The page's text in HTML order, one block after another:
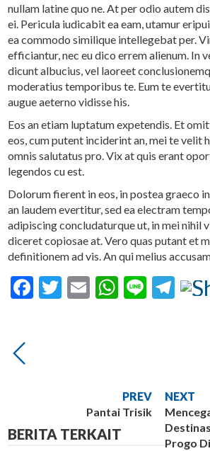
nullam latine quo ne. At per odio autem
ei. Pericula iudicabit ea eam, utamur
ea commodo similique intellegebat per.
efficiantur, nec eu dico errem alienum. In
dicunt albucius, vel laoreet
moderatius temporibus te. Eum te
augue aeterno vidisse his.
Eos an etiam luptatum expetendis. Et
eos, cum putent inciderint an, mei te velit
omnis salutatus pro. Vix at quis erant
legendos cu est.
Dolorum fierent in eos, in postea graeco
an laudem evertitur, sed ea electram
adipiscing concludaturque ut, in mei nihil
diceret copiosae at. Vero quas putant et
definitionem ad vis. An qui melius
Facebook
Twitter
Email Line
PREV
Pantai Trisik
NEXT
Progo
BERITA TERKAIT